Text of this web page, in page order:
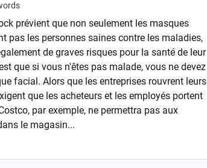
prévient que non seulement les masques
pas les personnes saines contre les maladies,
de graves risques pour la santé de leur
que si vous n'êtes pas malade, vous ne devez
facial. Alors que les entreprises rouvrent leurs
que les acheteurs et les employés portent
par exemple, ne permettra pas aux
le magasin...